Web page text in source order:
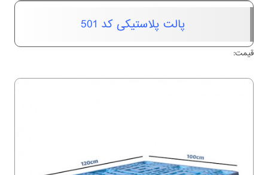
پالت پلاستیکی کد 501
قیمت: